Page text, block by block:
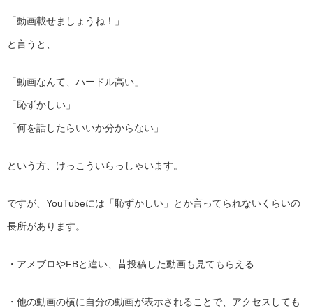
「動画載せましょうね！」
と言うと、
「動画なんて、ハードル高い」
「恥ずかしい」
「何を話したらいいか分からない」
という方、けっこういらっしゃいます。
ですが、YouTubeには「恥ずかしい」とか言ってられないくらいの
長所があります。
・アメブロやFBと違い、昔投稿した動画も見てもらえる
・他の動画の横に自分の動画が表示されることで、アクセスしても